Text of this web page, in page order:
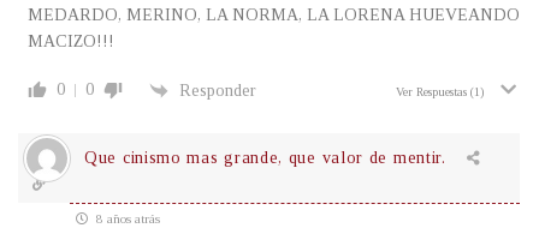
MEDARDO, MERINO, LA NORMA, LA LORENA HUEVEANDO
MACIZO!!!
0 0 Responder Ver Respuestas (1)
Que cinismo mas grande, que valor de mentir.
8 años atrás